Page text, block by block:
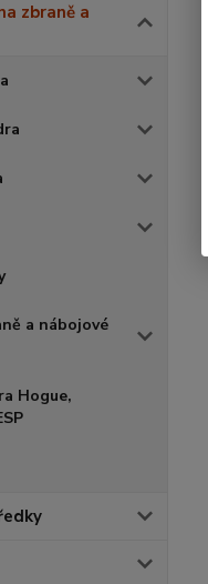
zbraně a
a nábojové
Hogue,